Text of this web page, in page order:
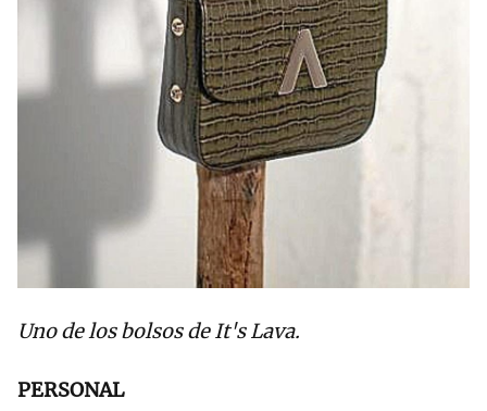
Uno de los bolsos de It's Lava.
PERSONAL